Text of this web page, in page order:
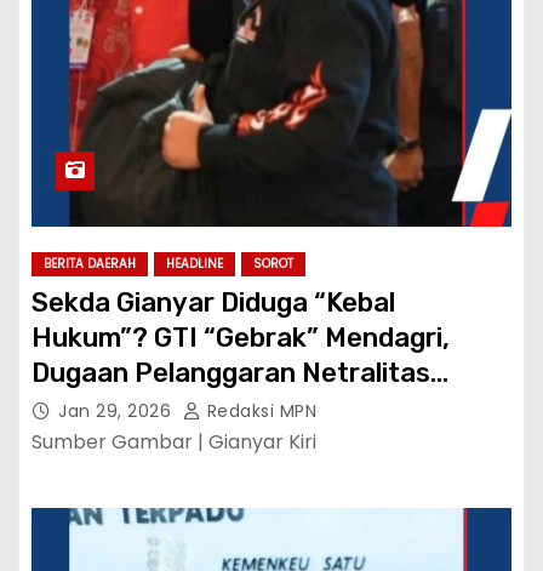
BERITA DAERAH HEADLINE SOROT
Sekda Gianyar Diduga “Kebal
Hukum”? GTI “Gebrak” Mendagri,
Dugaan Pelanggaran Netralitas
Harus Ditindak Tegas!
Jan 29, 2026 Redaksi MPN
Sumber Gambar | Gianyar Kiri